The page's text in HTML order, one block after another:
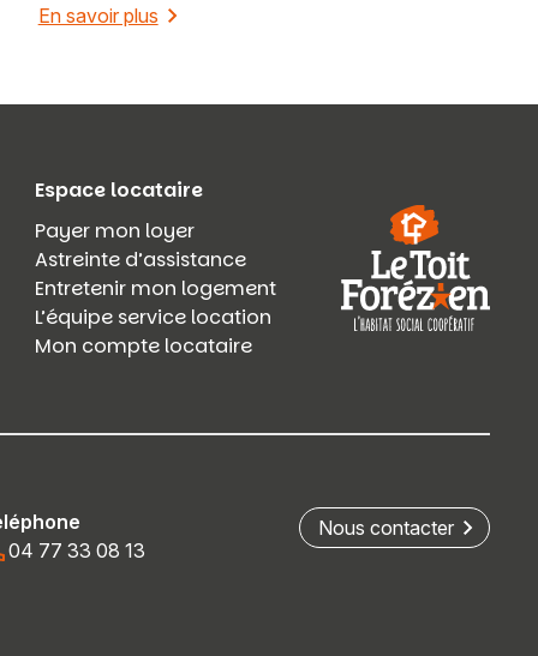
En savoir plus
Espace locataire
Payer mon loyer
Astreinte d’assistance
Entretenir mon logement
L’équipe service location
Mon compte locataire
04 77 33 08 13
Nous contacter